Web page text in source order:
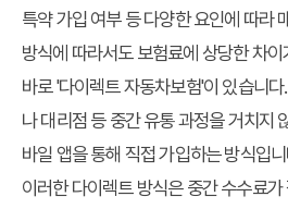
특약 가입 여부 등 다양한 요인에 따라
방식에 따라서도 보험료에 상당한 차
바로 '다이렉트 자동차보험'이 있습니
나 대리점 등 중간 유통 과정을 거치지
바일 앱을 통해 직접 가입하는 방식입
이러한 다이렉트 방식은 중간 수수료